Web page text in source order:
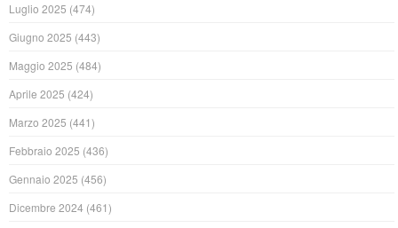
Luglio 2025 (474)
Giugno 2025 (443)
Maggio 2025 (484)
Aprile 2025 (424)
Marzo 2025 (441)
Febbraio 2025 (436)
Gennaio 2025 (456)
Dicembre 2024 (461)